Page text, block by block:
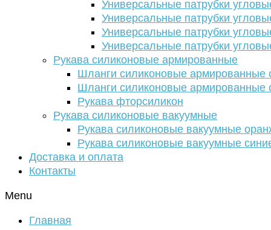
Универсальные патрубки
Универсальные патрубки
Универсальные патрубки
Универсальные патрубки
Рукава силиконовые армированные
Шланги силиконовые армированные
Шланги силиконовые армированные
Рукава фторсиликон
Рукава силиконовые вакуумные
Рукава силиконовые вакуумные
Рукава силиконовые вакуумные
Доставка и оплата
Контакты
Menu
Главная